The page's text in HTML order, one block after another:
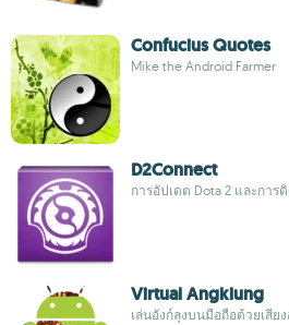
Confucius Quotes
Mike the Android Farmer
D2Connect
การอัปเดต Dota 2 และกา
Virtual Angklung
เล่นอังก์ลุงบนมือถือด้วยเสีย